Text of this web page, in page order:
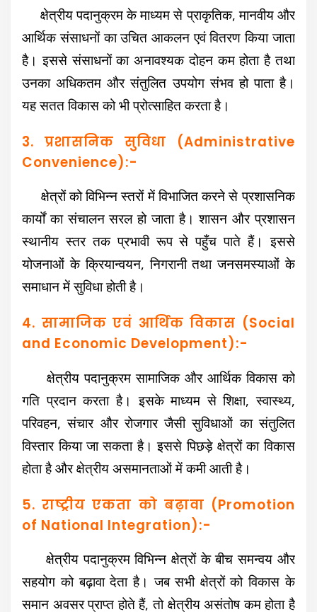
क्षेत्रीय पदानुक्रम के माध्यम से प्राकृतिक, मानवीय और
आर्थिक संसाधनों का उचित आकलन एवं वितरण किया जाता
है। इससे संसाधनों का अनावश्यक दोहन कम होता है तथा
उनका अधिकतम और संतुलित उपयोग संभव हो पाता है।
यह सतत विकास को भी प्रोत्साहित करता है।
3. प्रशासनिक सुविधा (Administrative
Convenience):-
क्षेत्रों को विभिन्न स्तरों में विभाजित करने से प्रशासनिक
कार्यों का संचालन सरल हो जाता है। शासन और प्रशासन
स्थानीय स्तर तक प्रभावी रूप से पहुँच पाते हैं। इससे
योजनाओं के क्रियान्वयन, निगरानी तथा जनसमस्याओं के
समाधान में सुविधा होती है।
4. सामाजिक एवं आर्थिक विकास (Social
and Economic Development):-
क्षेत्रीय पदानुक्रम सामाजिक और आर्थिक विकास को
गति प्रदान करता है। इसके माध्यम से शिक्षा, स्वास्थ्य,
परिवहन, संचार और रोजगार जैसी सुविधाओं का संतुलित
विस्तार किया जा सकता है। इससे पिछड़े क्षेत्रों का विकास
होता है और क्षेत्रीय असमानताओं में कमी आती है।
5. राष्ट्रीय एकता को बढ़ावा (Promotion
of National Integration):-
क्षेत्रीय पदानुक्रम विभिन्न क्षेत्रों के बीच समन्वय और
सहयोग को बढ़ावा देता है। जब सभी क्षेत्रों को विकास के
समान अवसर प्राप्त होते हैं, तो क्षेत्रीय असंतोष कम होता है